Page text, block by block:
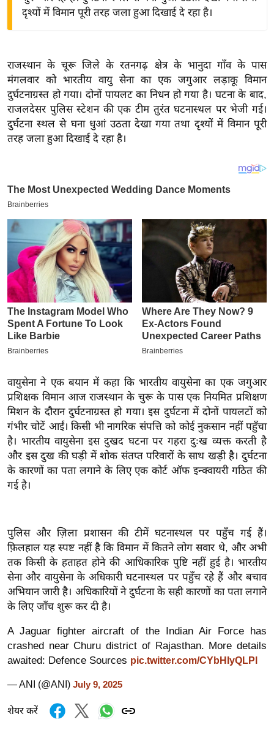
वि
शे
ष
ज्ञ
रा
ज
ट
खे
ल
क्रि
के
ट
I
P
L
2
2
6
क्रा
इ
म
ई
-
र
मि
सा
ल
मि
सा
ल
श
य
दृश्यों में विमान पूरी तरह जला हुआ दिखाई दे रहा है।
राजस्थान के चूरू जिले के रतनगढ़ क्षेत्र के भानुदा गाँव के पास
मंगलवार को भारतीय वायु सेना का एक जगुआर लड़ाकू विमान
दुर्घटनाग्रस्त हो गया। दोनों पायलट का निधन हो गया है। घटना के बाद,
राजलदेसर पुलिस स्टेशन की एक टीम तुरंत घटनास्थल पर भेजी गई।
दुर्घटना स्थल से घना धुआं उठता देखा गया तथा दृश्यों में विमान पूरी
तरह जला हुआ दिखाई दे रहा है।
वायुसेना ने एक बयान में कहा कि भारतीय वायुसेना का एक जगुआर
प्रशिक्षक विमान आज राजस्थान के चुरू के पास एक नियमित प्रशिक्षण
मिशन के दौरान दुर्घटनाग्रस्त हो गया। इस दुर्घटना में दोनों पायलटों को
गंभीर चोटें आईं। किसी भी नागरिक संपत्ति को कोई नुकसान नहीं पहुँचा
है। भारतीय वायुसेना इस दुखद घटना पर गहरा दुःख व्यक्त करती है
और इस दुख की घड़ी में शोक संतप्त परिवारों के साथ खड़ी है। दुर्घटना
के कारणों का पता लगाने के लिए एक कोर्ट ऑफ इन्क्वायरी गठित की
गई है।
पुलिस और ज़िला प्रशासन की टीमें घटनास्थल पर पहुँच गई हैं।
फ़िलहाल यह स्पष्ट नहीं है कि विमान में कितने लोग सवार थे, और अभी
तक किसी के हताहत होने की आधिकारिक पुष्टि नहीं हुई है। भारतीय
सेना और वायुसेना के अधिकारी घटनास्थल पर पहुँच रहे हैं और बचाव
अभियान जारी है। अधिकारियों ने दुर्घटना के सही कारणों का पता लगाने
के लिए जाँच शुरू कर दी है।
A Jaguar fighter aircraft of the Indian Air Force has
crashed near Churu district of Rajasthan. More details
awaited: Defence Sources pic.twitter.com/CYbHIyQLPl
— ANI (@ANI) July 9, 2025
शेयर करें